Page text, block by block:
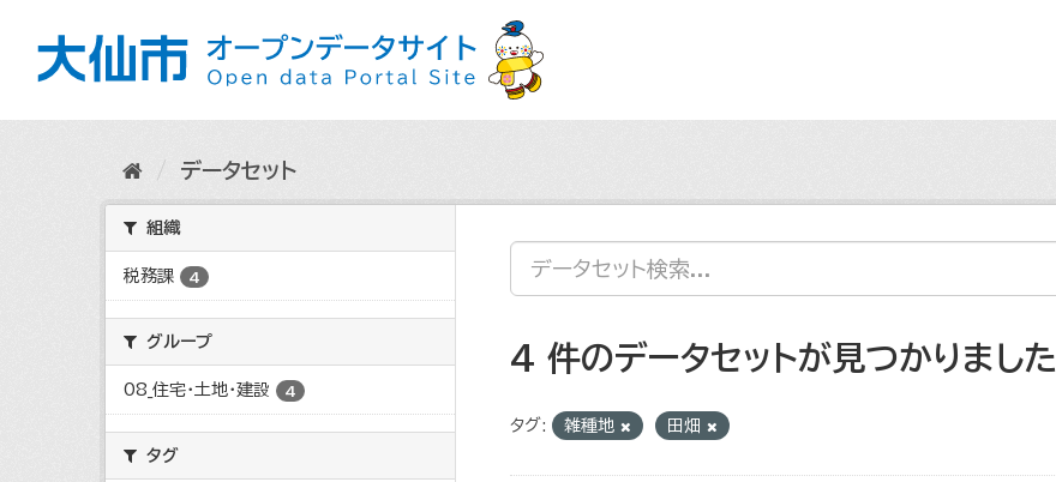
データセット
組織
税務課 4
グループ
08_住宅・土地・建設 4
タグ
4 件のデータセットが見つかりました
タグ: 雑種地 田畑